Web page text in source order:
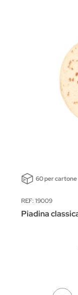
60 per cartone
REF: 19009
Piadina